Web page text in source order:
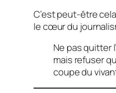
C’est peut-être
le cœur du
Ne pas quitter
mais refuser
coupe du